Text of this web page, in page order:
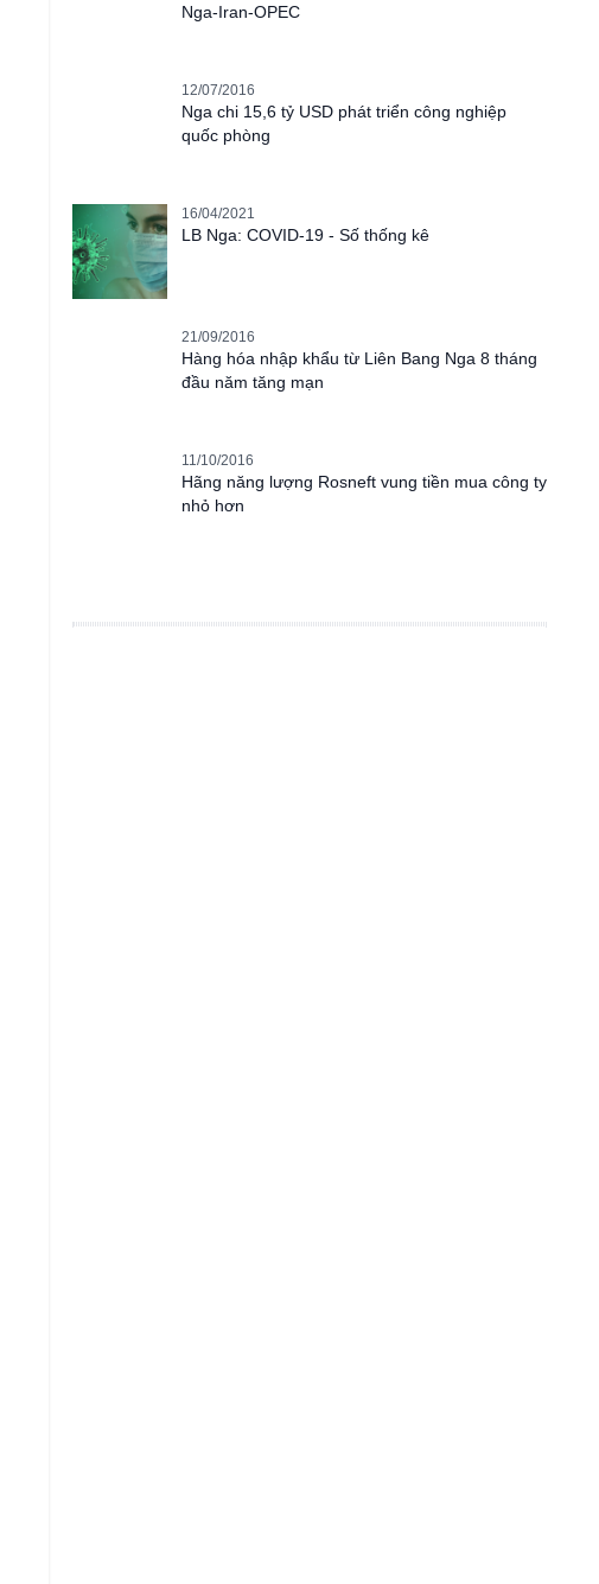
Nga-Iran-OPEC
12/07/2016
Nga chi 15,6 tỷ USD phát triển công nghiệp
quốc phòng
16/04/2021
LB Nga: COVID-19 - Số thống kê
21/09/2016
Hàng hóa nhập khẩu từ Liên Bang Nga 8 tháng
đầu năm tăng mạn
11/10/2016
Hãng năng lượng Rosneft vung tiền mua công ty
nhỏ hơn